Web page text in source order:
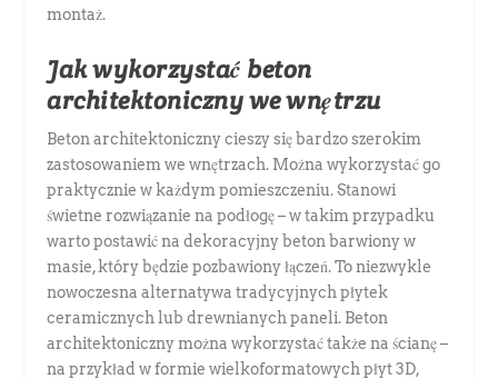
montaż.
Jak wykorzystać beton
architektoniczny we wnętrzu
Beton architektoniczny cieszy się bardzo szerokim
zastosowaniem we wnętrzach. Można wykorzystać go
praktycznie w każdym pomieszczeniu. Stanowi
świetne rozwiązanie na podłogę – w takim przypadku
warto postawić na dekoracyjny beton barwiony w
masie, który będzie pozbawiony łączeń. To niezwykle
nowoczesna alternatywa tradycyjnych płytek
ceramicznych lub drewnianych paneli. Beton
architektoniczny można wykorzystać także na ścianę –
na przykład w formie wielkoformatowych płyt 3D,